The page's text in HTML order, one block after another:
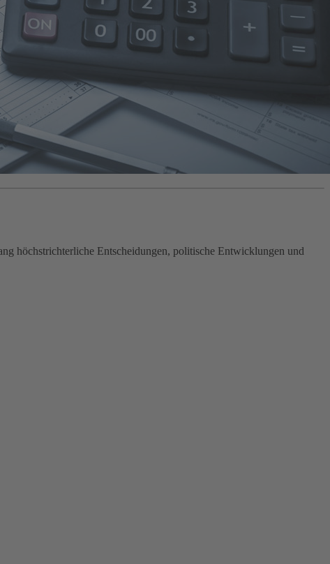
höchstrichterliche Entscheidungen, politische Entwicklungen und